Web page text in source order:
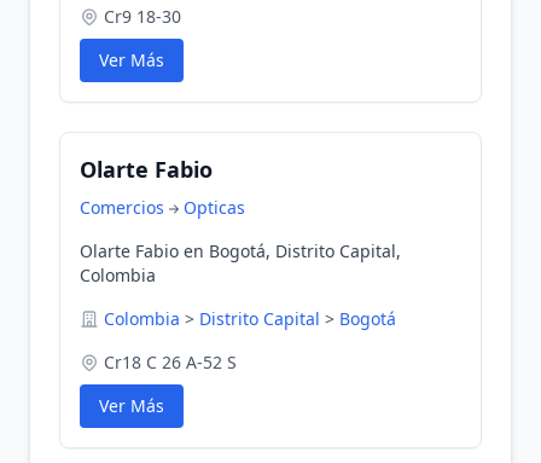
Cr9 18-30
Ver Más
Olarte Fabio
Comercios
Opticas
Olarte Fabio en Bogotá, Distrito Capital,
Colombia
Colombia > Distrito Capital > Bogotá
Cr18 C 26 A-52 S
Ver Más